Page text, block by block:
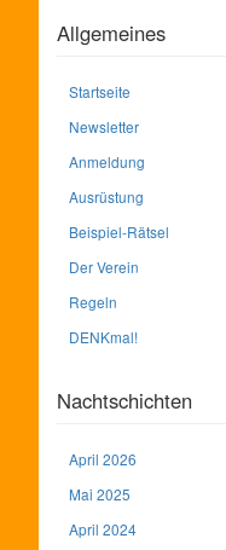
Allgemeines
Startseite
Newsletter
Anmeldung
Ausrüstung
Beispiel-Rätsel
Der Verein
Regeln
DENKmal!
Nachtschichten
April 2026
Mai 2025
April 2024